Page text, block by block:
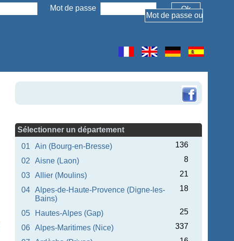
Mot de passe
Sélectionner un département
01
Ain (Bourg-en-Bresse)
136
02
Aisne (Laon)
8
03
Allier (Moulins)
21
04
Alpes-de-Haute-Provence (Digne-les-
Bains)
18
05 Hautes-Alpes (Gap)
25
06
Alpes-Maritimes (Nice)
337